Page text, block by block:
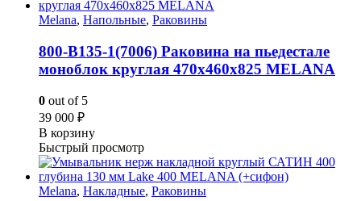
Melana, Напольные, Раковины
800-В135-1(7006) Раковина на пьедестале
моноблок круглая 470х460х825 MELANA
0 out of 5
39 000 ₽
В корзину
Быстрый просмотр
Melana, Накладные, Раковины